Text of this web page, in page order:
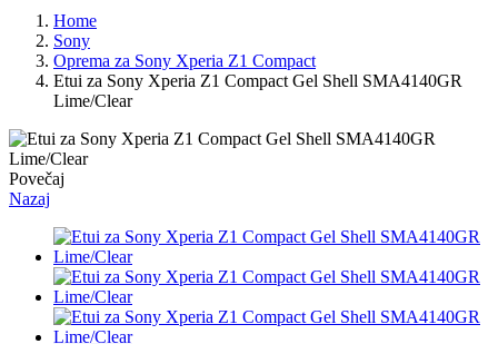
Home
Sony
Oprema za Sony Xperia Z1 Compact
Etui za Sony Xperia Z1 Compact Gel Shell SMA4140GR
Lime/Clear
Povečaj
Nazaj